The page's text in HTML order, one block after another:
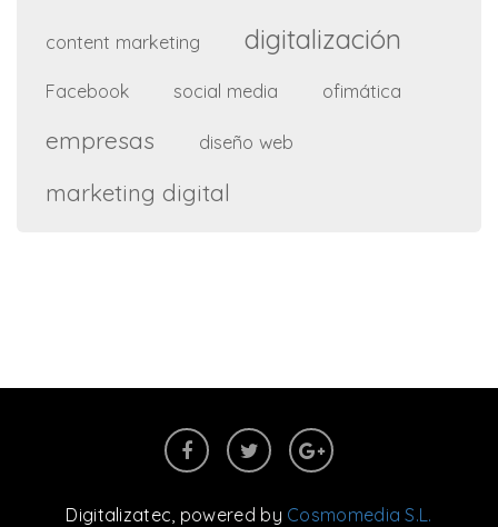
content marketing digitalización
Facebook social media ofimática
empresas diseño web
marketing digital
Digitalizatec , powered by Cosmomedia S.L.